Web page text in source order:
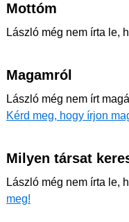
Mottóm
László még nem írta le,
Magamról
László még nem írt
Kérd meg, hogy írjon
Milyen társat
László még nem írta le,
meg!